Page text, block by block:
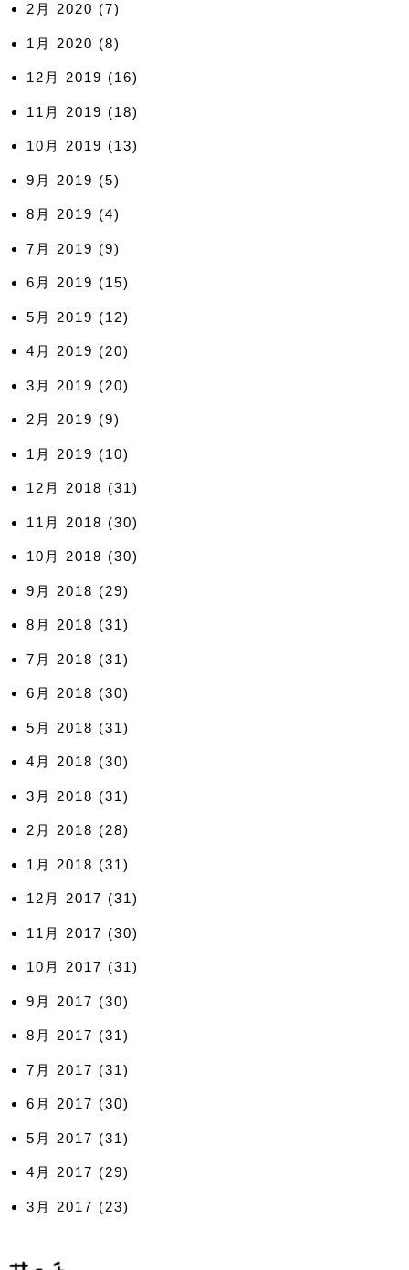
2月 2020 (7)
1月 2020 (8)
12月 2019 (16)
11月 2019 (18)
10月 2019 (13)
9月 2019 (5)
8月 2019 (4)
7月 2019 (9)
6月 2019 (15)
5月 2019 (12)
4月 2019 (20)
3月 2019 (20)
2月 2019 (9)
1月 2019 (10)
12月 2018 (31)
11月 2018 (30)
10月 2018 (30)
9月 2018 (29)
8月 2018 (31)
7月 2018 (31)
6月 2018 (30)
5月 2018 (31)
4月 2018 (30)
3月 2018 (31)
2月 2018 (28)
1月 2018 (31)
12月 2017 (31)
11月 2017 (30)
10月 2017 (31)
9月 2017 (30)
8月 2017 (31)
7月 2017 (31)
6月 2017 (30)
5月 2017 (31)
4月 2017 (29)
3月 2017 (23)